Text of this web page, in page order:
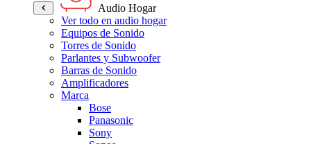
Audio Hogar
Ver todo en audio hogar
Equipos de Sonido
Torres de Sonido
Parlantes y Subwoofer
Barras de Sonido
Amplificadores
Marca
Bose
Panasonic
Sony